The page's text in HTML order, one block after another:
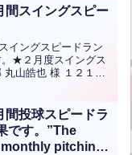
ざいます！！現在毎
ので...全文はクリッ
間スイングスピー
イングスピードラン
★２月度スイングス
丸山皓也 様 １２１
球スポーツ少年...全
間投球スピードラ
です。”The
pitching